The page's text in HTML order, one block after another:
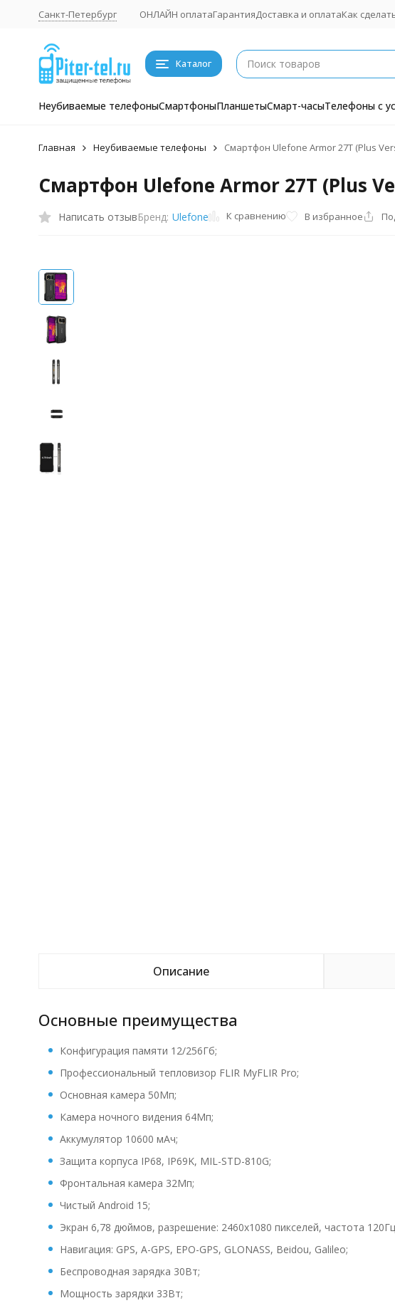
Санкт-Петербург ОНЛАЙН оплатаГарантияДоставка и оплатаКак
Каталог
Неубиваемые телефоныСмартфоныПланшетыСмарт-часыТелефоны с
Главная Неубиваемые телефоны Смартфон Ulefone Armor 27T (Plus
Смартфон Ulefone Armor 27T (Plus
Написать отзывБренд: Ulefone К сравнению В избранное
Описание
Основные преимущества
Конфигурация памяти 12/256Гб;
Профессиональный тепловизор FLIR MyFLIR Pro;
Основная камера 50Мп;
Камера ночного видения 64Мп;
Аккумулятор 10600 мАч;
Защита корпуса IP68, IP69K, MIL-STD-810G;
Фронтальная камера 32Мп;
Чистый Android 15;
Экран 6,78 дюймов, разрешение: 2460x1080 пикселей, частота
Навигация: GPS, A-GPS, EPO-GPS, GLONASS, Beidou, Galileo;
Беспроводная зарядка 30Вт;
Мощность зарядки 33Вт;